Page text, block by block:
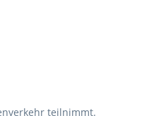
teilnimmt.